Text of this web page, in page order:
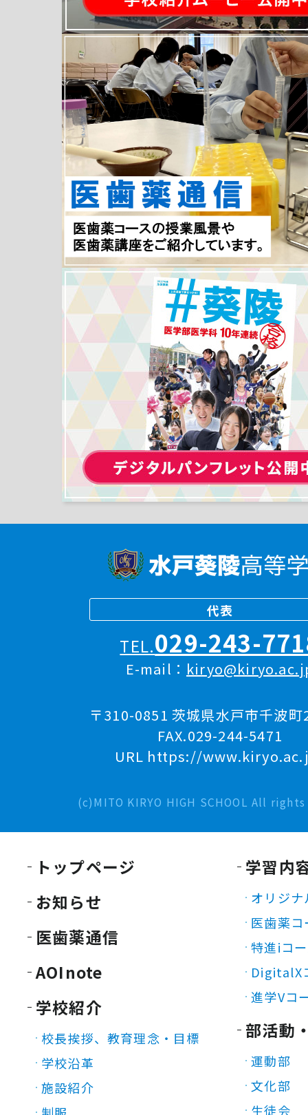
代表
TEL.029-243-
E-mail：
〒310-0851 茨城県水戸市千波
FAX.029-244-5471
URL https://
(c)MITO KIRYO HIGH SCHOOL All
トップページ
お知らせ
医歯薬通信
AOInote
学校紹介
校長挨拶、教育理念・目標
学校沿革
施設紹介
学習内
オリジ
医歯薬コ
特進iコ
DigitalX
進学Vコ
部活動
運動部
文化部
生徒会